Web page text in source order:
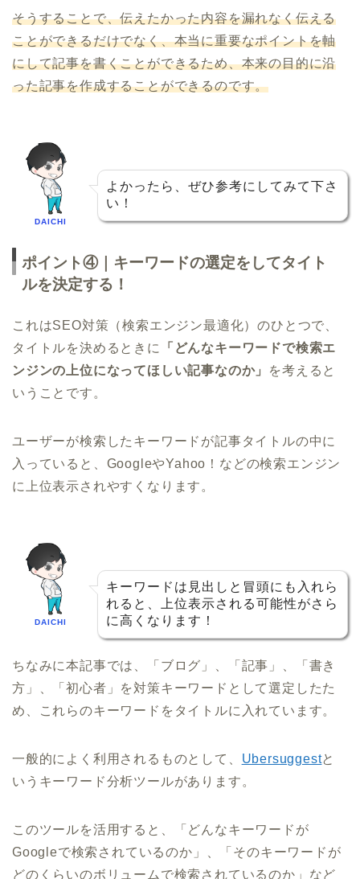
そうすることで、伝えたかった内容を漏れなく伝える
ことができるだけでなく、本当に重要なポイントを軸
にして記事を書くことができるため、本来の目的に沿
った記事を作成することができるのです。
DAICHI
よかったら、ぜひ参考にしてみて下さ
い！
ポイント④｜キーワードの選定をしてタイト
ルを決定する！
これはSEO対策（検索エンジン最適化）のひとつで、
タイトルを決めるときに
「どんなキーワードで検索エ
ンジンの上位になってほしい記事なのか」
を考えると
いうことです。
ユーザーが検索したキーワードが記事タイトルの中に
入っていると、GoogleやYahoo！などの検索エンジン
に上位表示されやすくなります。
DAICHI
キーワードは見出しと冒頭にも入れら
れると、上位表示される可能性がさら
に高くなります！
ちなみに本記事では、「ブログ」、「記事」、「書き
方」、「初心者」を対策キーワードとして選定したた
め、これらのキーワードをタイトルに入れています。
一般的によく利用されるものとして、 Ubersuggestと
いうキーワード分析ツールがあります。
このツールを活用すると、「どんなキーワードが
Googleで検索されているのか」、「そのキーワードが
どのくらいのボリュームで検索されているのか」など